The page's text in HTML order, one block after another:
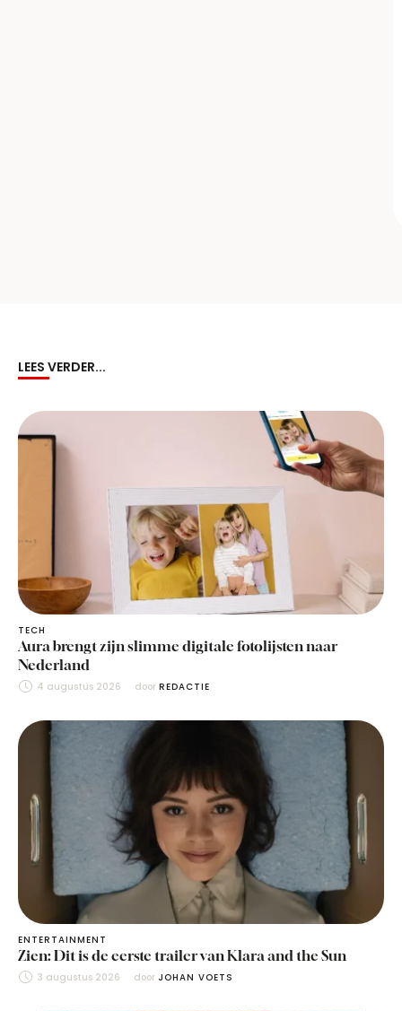
LEES VERDER...
TECH
Aura brengt zijn slimme digitale fotolijsten naar
Nederland
4 augustus 2026 door REDACTIE
ENTERTAINMENT
Zien: Dit is de eerste trailer van Klara and the Sun
3 augustus 2026 door JOHAN VOETS